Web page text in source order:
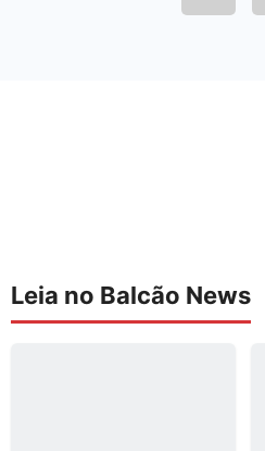
Leia no Balcão News